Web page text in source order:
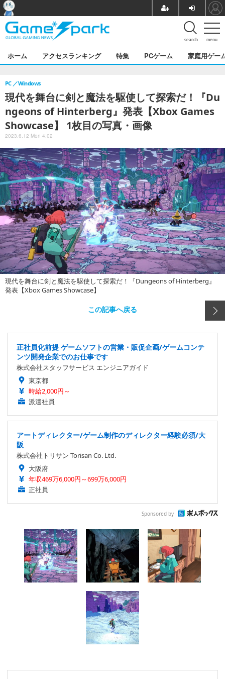
menu
search
ホーム アクセスランキング 特集 PCゲーム 家庭用ゲー
現代を舞台に剣と魔法を駆使して探索だ！『Du
ngeons of Hinterberg』発表【Xbox Games
Showcase】 1枚目の写真・画像
PC Windows
2023.6.12 Mon 4:02
現代を舞台に剣と魔法を駆使して探索だ！『Dungeons of Hinterberg』
発表【Xbox Games Showcase】
この記事へ戻る
正社員化前提 ゲームソフトの営業・販促企画/ゲームコンテ
ンツ開発企業でのお仕事です
株式会社スタッフサービス エンジニアガイド
東京都
時給2,000円～
派遣社員
アートディレクター/ゲーム制作のディレクター経験必須/大
阪
株式会社トリサン Torisan Co. Ltd.
大阪府
年収469万6,000円～699万6,000円
正社員
Sponsored by